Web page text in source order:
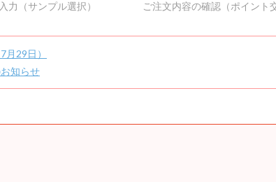
力 （サンプル選択） ご注文内容の確認 （ポイント
29日）
知らせ